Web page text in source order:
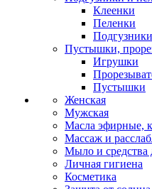
Клеенки
Пеленки
Подгузники
Пустышки,
Игрушки
Пустышки
Женская
Мужская
Масла эфирные,
Массаж и
Мыло и средства
Личная гигиена
Косметика